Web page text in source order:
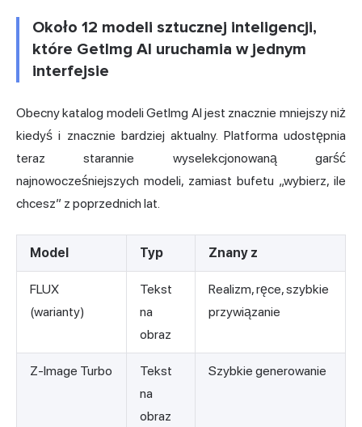
Około 12 modeli sztucznej inteligencji,
które GetImg AI uruchamia w jednym
interfejsie
Obecny katalog modeli GetImg AI jest znacznie mniejszy niż
kiedyś i znacznie bardziej aktualny. Platforma udostępnia
teraz starannie wyselekcjonowaną garść
najnowocześniejszych modeli, zamiast bufetu „wybierz, ile
chcesz” z poprzednich lat.
Model Typ Znany z
FLUX
(warianty)
Tekst
na
obraz
Realizm, ręce, szybkie
przywiązanie
Z-Image Turbo
Tekst
na
obraz
Szybkie generowanie